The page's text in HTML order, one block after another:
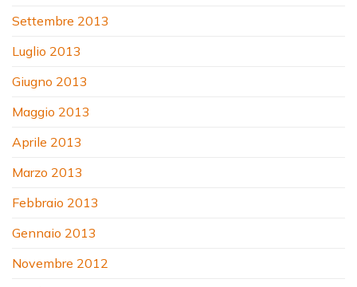
Settembre 2013
Luglio 2013
Giugno 2013
Maggio 2013
Aprile 2013
Marzo 2013
Febbraio 2013
Gennaio 2013
Novembre 2012